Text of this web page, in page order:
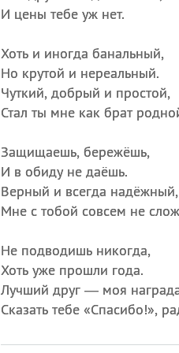
И цены тебе уж нет.
Хоть и иногда банальный,
Но крутой и нереальный.
Чуткий, добрый и простой,
Стал ты мне как брат
Защищаешь, бережёшь,
И в обиду не даёшь.
Верный и всегда надёжный,
Мне с тобой совсем не
Не подводишь никогда,
Хоть уже прошли года.
Лучший друг — моя
Сказать тебе «Спасибо!»,